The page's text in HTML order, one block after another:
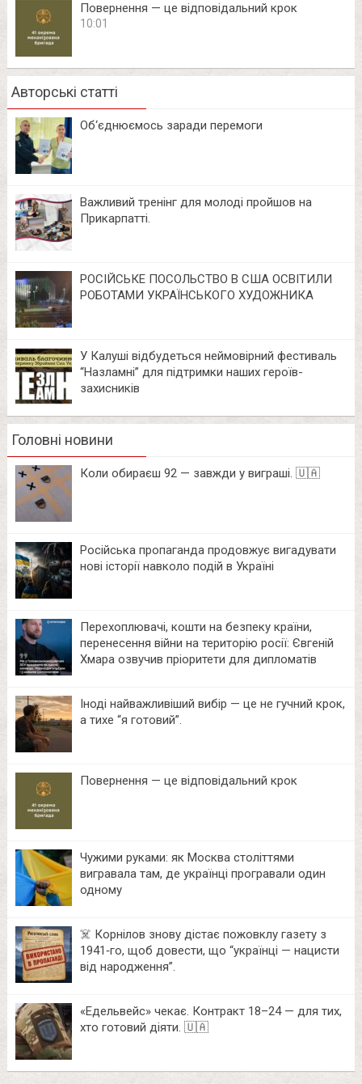
Повернення — це відповідальний крок
10:01
Авторські статті
Об‘єднюємось заради перемоги
Важливий тренінг для молоді пройшов на
Прикарпатті.
РОСІЙСЬКЕ ПОСОЛЬСТВО В США ОСВІТИЛИ
РОБОТАМИ УКРАЇНСЬКОГО ХУДОЖНИКА
У Калуші відбудеться неймовірний фестиваль
“Назламні” для підтримки наших героїв-
захисників
Головні новини
Коли обираєш 92 — завжди у виграші. 🇺🇦
Російська пропаганда продовжує вигадувати
нові історії навколо подій в Україні
Перехоплювачі, кошти на безпеку країни,
перенесення війни на територію росії: Євгеній
Хмара озвучив пріоритети для дипломатів
Іноді найважливіший вибір — це не гучний крок,
а тихе “я готовий”.
Повернення — це відповідальний крок
Чужими руками: як Москва століттями
вигравала там, де українці програвали один
одному
☠️ Корнілов знову дістає пожовклу газету з
1941‑го, щоб довести, що “українці — нацисти
від народження”.
«Едельвейс» чекає. Контракт 18–24 — для тих,
хто готовий діяти. 🇺🇦